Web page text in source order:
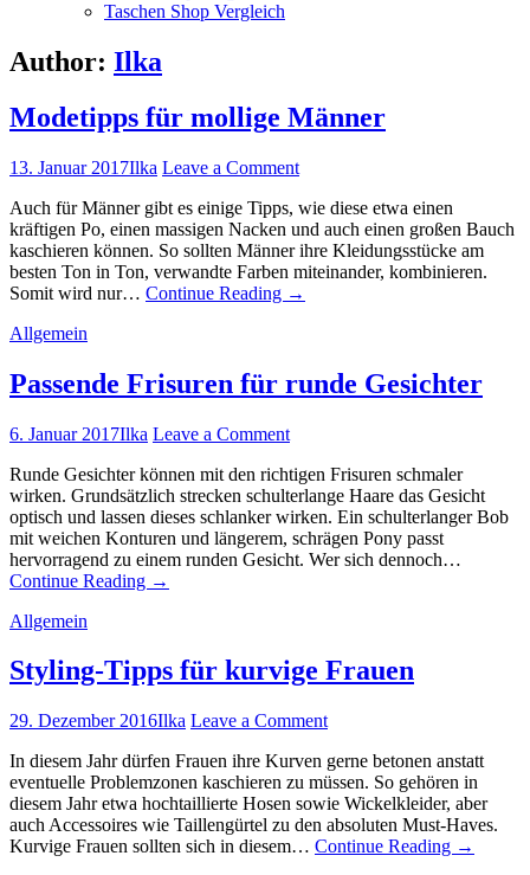
Taschen Shop Vergleich
Author: Ilka
Modetipps für mollige Männer
13. Januar 2017Ilka Leave a Comment
Auch für Männer gibt es einige Tipps, wie diese etwa einen
kräftigen Po, einen massigen Nacken und auch einen großen Bauch
kaschieren können. So sollten Männer ihre Kleidungsstücke am
besten Ton in Ton, verwandte Farben miteinander, kombinieren.
Somit wird nur… Continue Reading →
Allgemein
Passende Frisuren für runde Gesichter
6. Januar 2017Ilka Leave a Comment
Runde Gesichter können mit den richtigen Frisuren schmaler
wirken. Grundsätzlich strecken schulterlange Haare das Gesicht
optisch und lassen dieses schlanker wirken. Ein schulterlanger Bob
mit weichen Konturen und längerem, schrägen Pony passt
hervorragend zu einem runden Gesicht. Wer sich dennoch…
Continue Reading →
Allgemein
Styling-Tipps für kurvige Frauen
29. Dezember 2016Ilka Leave a Comment
In diesem Jahr dürfen Frauen ihre Kurven gerne betonen anstatt
eventuelle Problemzonen kaschieren zu müssen. So gehören in
diesem Jahr etwa hochtaillierte Hosen sowie Wickelkleider, aber
auch Accessoires wie Taillengürtel zu den absoluten Must-Haves.
Kurvige Frauen sollten sich in diesem… Continue Reading →